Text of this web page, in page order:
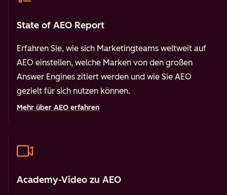
State of AEO Report
Erfahren Sie, wie sich Marketingteams weltweit auf
AEO einstellen, welche Marken von den großen
Answer Engines zitiert werden und wie Sie AEO
gezielt für sich nutzen können.
Mehr über AEO erfahren
Academy-Video zu AEO